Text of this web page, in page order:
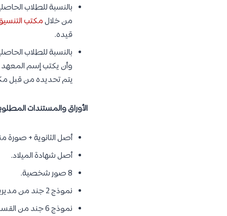
بالنسبة للطلاب
من خلالمكتب
قيده.
بالنسبة للطلاب
وأن يكتب إسم المعهد
يتم تحديده من قبل
الأوراق والمستندات
أصل الثانوية + صورة
أصل شهادة الميلاد.
8 صور شخصية.
نموذج 2 جند من مديرية الأمن (للطلاب الذكور).
نموذج 6 جند من القسم التابع له لمن بلغ 19 عام.